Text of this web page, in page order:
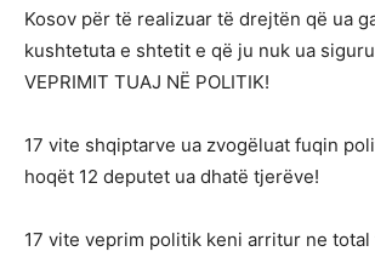
Kosov për të realizuar të drejtën që ua
kushtetuta e shtetit e që ju nuk ua
VEPRIMIT TUAJ NË POLITIK!
17 vite shqiptarve ua zvogëluat fuqin
hoqët 12 deputet ua dhatë tjerëve!
17 vite veprim politik keni arritur ne total